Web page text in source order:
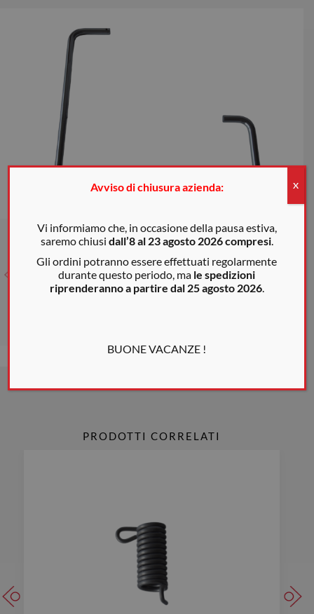
PRODOTTI CORRELATI
Avviso di chiusura azienda:
Vi informiamo che, in occasione della pausa estiva,
saremo chiusi dall’8 al 23 agosto 2026 compresi.
Gli ordini potranno essere effettuati regolarmente
durante questo periodo, ma le spedizioni
riprenderanno a partire dal 25 agosto 2026.
BUONE VACANZE !
X